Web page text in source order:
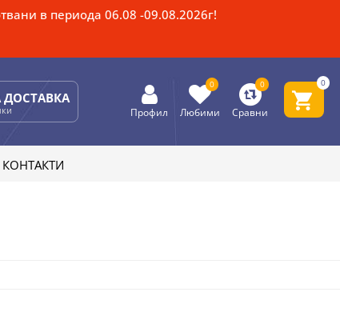
в периода 06.08 -09.08.2026г!
ДОСТАВКА
Профил Любими
0
Сравни
0 0
КОНТАКТИ